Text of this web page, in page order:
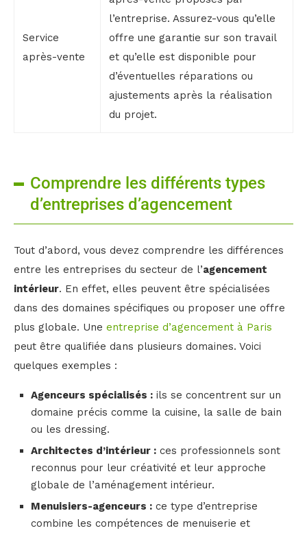
Service
après-vente
l’entreprise. Assurez-vous qu’elle
offre une garantie sur son travail
et qu’elle est disponible pour
d’éventuelles réparations ou
ajustements après la réalisation
du projet.
Comprendre les différents types
d’entreprises d’agencement
Tout d’abord, vous devez comprendre les différences
entre les entreprises du secteur de l’agencement
intérieur. En effet, elles peuvent être spécialisées
dans des domaines spécifiques ou proposer une offre
plus globale. Une entreprise d’agencement à Paris
peut être qualifiée dans plusieurs domaines. Voici
quelques exemples :
Agenceurs spécialisés : ils se concentrent sur un
domaine précis comme la cuisine, la salle de bain
ou les dressing.
Architectes d’intérieur : ces professionnels sont
reconnus pour leur créativité et leur approche
globale de l’aménagement intérieur.
Menuisiers-agenceurs : ce type d’entreprise
combine les compétences de menuiserie et